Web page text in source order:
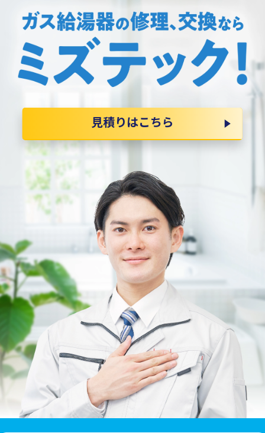
見積りはこちら